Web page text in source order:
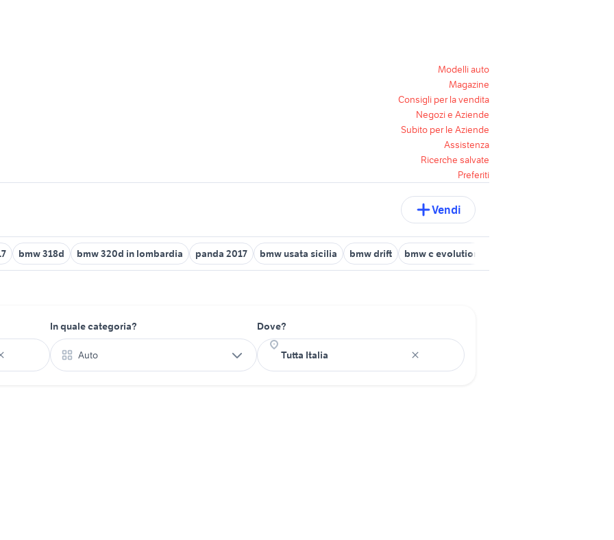
Modelli auto
Magazine
Consigli per la vendita
Negozi e Aziende
Subito per le Aziende
Assistenza
Ricerche salvate
Preferiti
Vendi
bmw 318d bmw 320d in lombardia panda 2017 bmw usata sicilia bmw drift bmw c evolution
In quale categoria?
Auto
Dove?